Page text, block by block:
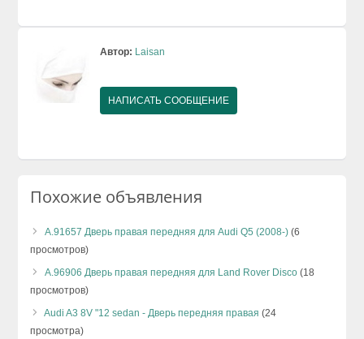
Автор: Laisan
НАПИСАТЬ СООБЩЕНИЕ
Похожие объявления
А.91657 Дверь правая передняя для Audi Q5 (2008-) (6
просмотров)
А.96906 Дверь правая передняя для Land Rover Disco (18
просмотров)
Audi A3 8V "12 sedan - Дверь передняя правая (24
просмотра)